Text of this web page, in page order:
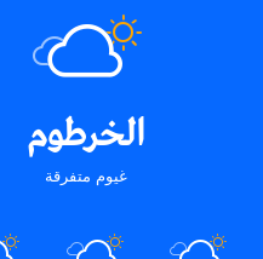
الخرطوم
غيوم متفرقة